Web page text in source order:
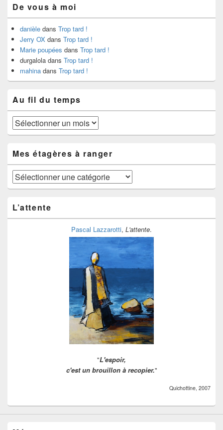
De vous à moi
danièle dans Trop tard !
Jerry OX dans Trop tard !
Marie poupées dans Trop tard !
durgalola dans Trop tard !
mahina dans Trop tard !
Au fil du temps
Au
fil
temps
Mes étagères à ranger
Mes
étagères
ranger
L’attente
Pascal Lazzarotti, L'attente.
"L'espoir,
c'est un brouillon à recopier."
Quichottine, 2007